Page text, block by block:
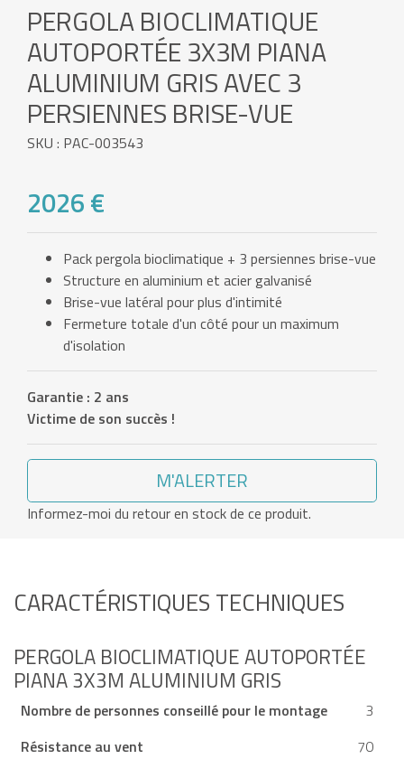
PERGOLA BIOCLIMATIQUE
AUTOPORTÉE 3X3M PIANA
ALUMINIUM GRIS AVEC 3
PERSIENNES BRISE-VUE
SKU : PAC-003543
2026 €
Pack pergola bioclimatique + 3 persiennes brise-vue
Structure en aluminium et acier galvanisé
Brise-vue latéral pour plus d'intimité
Fermeture totale d'un côté pour un maximum
d'isolation
Garantie : 2 ans
Victime de son succès !
M'ALERTER
Informez-moi du retour en stock de ce produit.
CARACTÉRISTIQUES TECHNIQUES
PERGOLA BIOCLIMATIQUE AUTOPORTÉE
PIANA 3X3M ALUMINIUM GRIS
Nombre de personnes conseillé pour le montage
3
Résistance au vent
70